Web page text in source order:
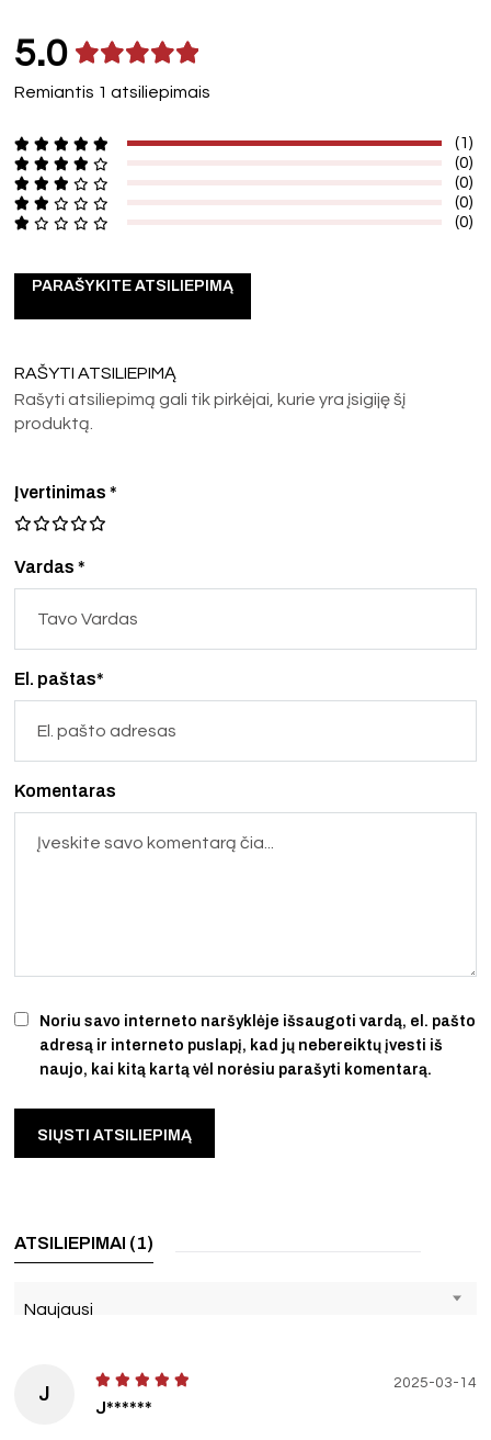
5.0
Remiantis 1 atsiliepimais
(1)
(0)
(0)
(0)
(0)
PARAŠYKITE ATSILIEPIMĄ
RAŠYTI ATSILIEPIMĄ
Rašyti atsiliepimą gali tik pirkėjai, kurie yra įsigiję šį
produktą.
Vardas *
El. paštas*
Noriu savo interneto naršyklėje išsaugoti vardą, el. pašto
adresą ir interneto puslapį, kad jų nebereiktų įvesti iš
naujo, kai kitą kartą vėl norėsiu parašyti komentarą.
Įvertinimas*
Komentaras
ATSILIEPIMAI (1)
Naujausi
J
J******
2025-03-14